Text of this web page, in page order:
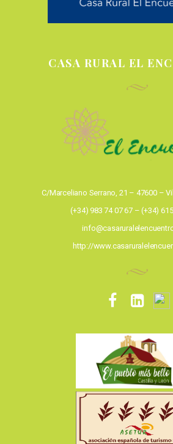
CASA RURAL EL
C/Marceliano Serrano, 21 – 47600 –
(+34) 983 74 07 67 – (+34)
http://